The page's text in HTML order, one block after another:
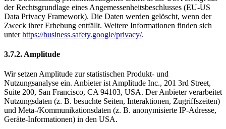
der Rechtsgrundlage eines Angemessenheitsbeschlusses (EU-US
Data Privacy Framework). Die Daten werden gelöscht, wenn der
Zweck ihrer Erhebung entfällt. Weitere Informationen finden sich
unterhttps://business.safety.google/privacy/.
3.7.2. Amplitude
Wir setzen Amplitude zur statistischen Produkt- und
Nutzungsanalyse ein. Anbieter ist Amplitude Inc., 201 3rd Street,
Suite 200, San Francisco, CA 94103, USA. Der Anbieter verarbeitet
Nutzungsdaten (z. B. besuchte Seiten, Interaktionen, Zugriffszeiten)
und Meta-/Kommunikationsdaten (z. B. anonymisierte IP-Adresse,
Geräte-Informationen) in den USA.